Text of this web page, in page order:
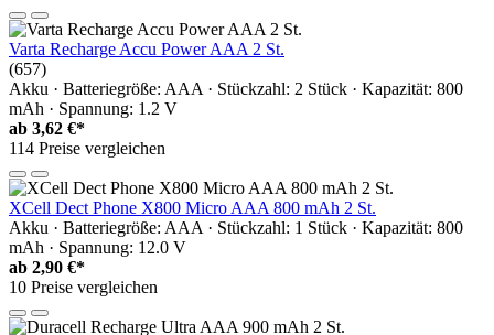
Varta Recharge Accu Power AAA 2 St.
(657)
Akku · Batteriegröße: AAA · Stückzahl: 2 Stück · Kapazität: 800
mAh · Spannung: 1.2 V
ab 3,62 €*
114 Preise vergleichen
XCell Dect Phone X800 Micro AAA 800 mAh 2 St.
Akku · Batteriegröße: AAA · Stückzahl: 1 Stück · Kapazität: 800
mAh · Spannung: 12.0 V
ab 2,90 €*
10 Preise vergleichen